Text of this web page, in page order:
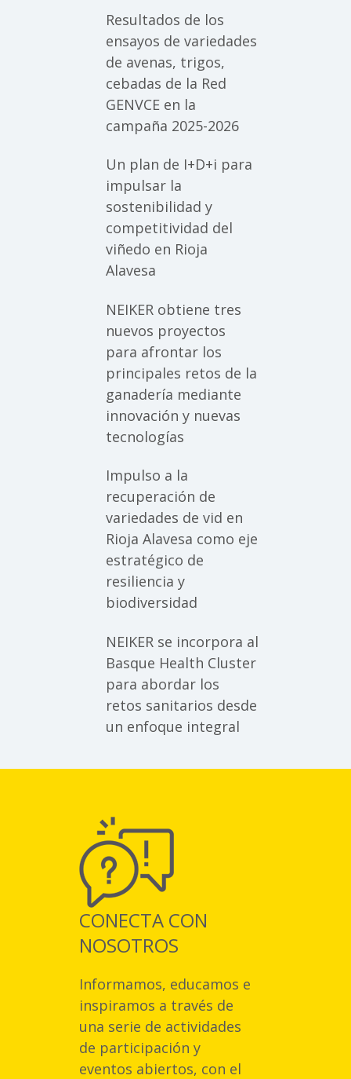
Resultados de los
ensayos de variedades
de avenas, trigos,
cebadas de la Red
GENVCE en la
campaña 2025-2026
Un plan de I+D+i para
impulsar la
sostenibilidad y
competitividad del
viñedo en Rioja
Alavesa
NEIKER obtiene tres
nuevos proyectos
para afrontar los
principales retos de la
ganadería mediante
innovación y nuevas
tecnologías
Impulso a la
recuperación de
variedades de vid en
Rioja Alavesa como eje
estratégico de
resiliencia y
biodiversidad
NEIKER se incorpora al
Basque Health Cluster
para abordar los
retos sanitarios desde
un enfoque integral
CONECTA CON
NOSOTROS
Informamos, educamos e
inspiramos a través de
una serie de actividades
de participación y
eventos abiertos, con el